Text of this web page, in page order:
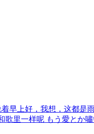
早上好，我想，这都是
里一样呢 もう愛とか